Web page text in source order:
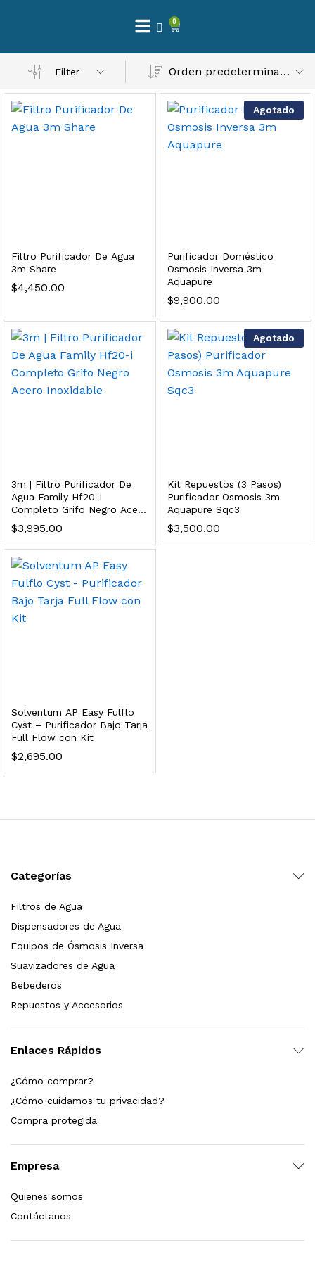
0
Filter Orden predeterminado
Filtro Purificador De Agua
3m Share
$4,450.00
Agotado
Purificador Doméstico
Osmosis Inversa 3m
Aquapure
$9,900.00
3m | Filtro Purificador De
Agua Family Hf20-i
Completo Grifo Negro Acero
Inoxidable
$3,995.00
Agotado
Kit Repuestos (3 Pasos)
Purificador Osmosis 3m
Aquapure Sqc3
$3,500.00
Solventum AP Easy Fulflo
Cyst – Purificador Bajo Tarja
Full Flow con Kit
$2,695.00
Categorías
Filtros de Agua
Dispensadores de Agua
Equipos de Ósmosis Inversa
Suavizadores de Agua
Bebederos
Repuestos y Accesorios
Enlaces Rápidos
¿Cómo comprar?
¿Cómo cuidamos tu privacidad?
Compra protegida
Empresa
Quienes somos
Contáctanos
– Máxima Calidad En Filtración
3,900.00
al carrito
al carrito
Esterilizador UV 25 Watts 4 Pines
999.00
al carrito
2,899.00
al carrito
de Agua | Repuesto (con Polifosfatos)
3,699.00
SS304 Natural Cepillado | Agua Purificada
699.00
L/h, con filtración Welltek WT-WFS600-3S
Leer más
Leer más
Leer más